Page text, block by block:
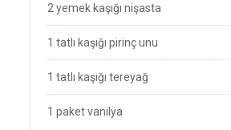
2 yemek kaşığı nişasta
1 tatlı kaşığı pirinç unu
1 tatlı kaşığı tereyağ
1 paket vanilya